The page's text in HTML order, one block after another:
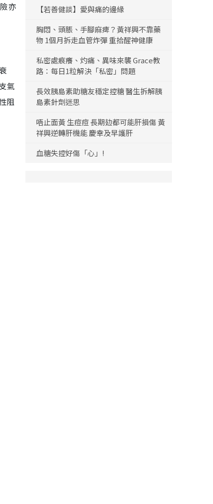
亦
氣
阻
【若善健談】愛與痛的邊緣
胸悶、頭脹、手腳麻痺？黃祥興不靠藥
物 1個月拆走血管炸彈 重拾醒神健康
私密處痕癢、灼痛、異味來襲 Grace教
路：每日1粒解決「私密」問題
長效胰島素助糖友穩定控糖 醫生拆解胰
島素針劑迷思
唔止面黃 生痘痘 長期攰都可能肝損傷 黃
祥興逆轉肝機能 慶幸及早護肝
血糖失控好傷「心」!